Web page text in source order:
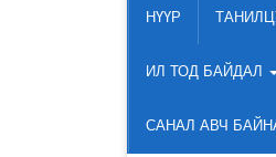
НҮҮР
ИЛ ТОД БАЙДАЛ
САНАЛ АВЧ